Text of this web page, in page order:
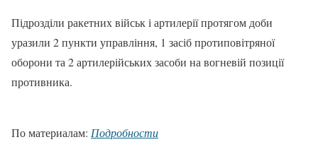
Підрозділи ракетних військ і артилерії протягом доби
уразили 2 пункти управління, 1 засіб протиповітряної
оборони та 2 артилерійських засоби на вогневій позиції
противника.
По материалам: Подробности